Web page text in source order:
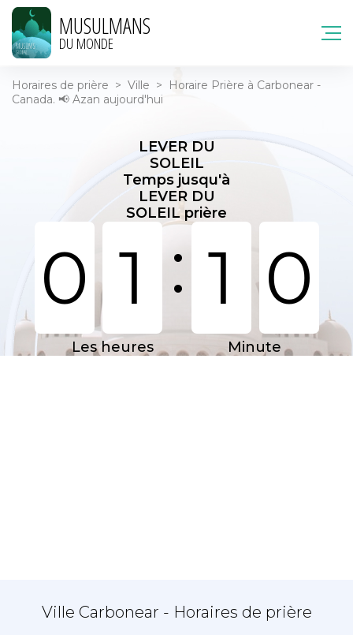
MUSULMANS
DU MONDE
Horaires de prière > Ville >
Horaire Prière à Carbonear -
Canada. 📢 Azan aujourd'hui
LEVER DU
SOLEIL
Temps jusqu'à
LEVER DU
SOLEIL prière
0 1 : 1 0
Les heures Minute
Ville Carbonear - Horaires de prière